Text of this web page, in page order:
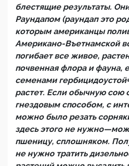
блестящие результаты.
Раундапом (раундап это
которым американцы
Американо-Въетнамской
погибает все живое,
почвенная флора и фауна,
семенами
растет. Если обычную сою
гнездовым способом, с
можно было резать
здесь этого не
пшеницу, сплошняком.
не нужно тратить